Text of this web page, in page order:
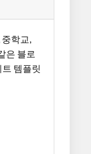
학교,
은 블로
템플릿